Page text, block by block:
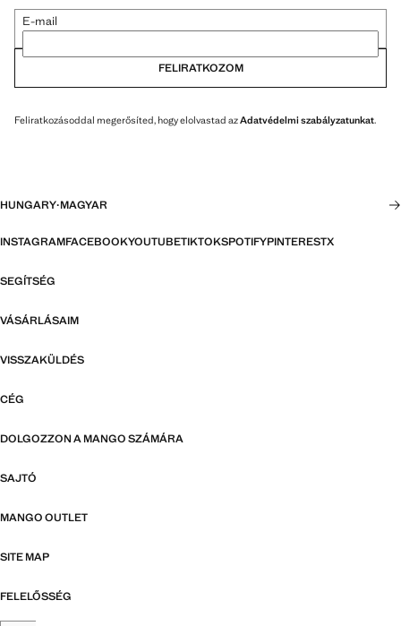
E-mail
FELIRATKOZOM
Feliratkozásoddal megerősíted, hogy elolvastad azAdatvédelmi szabályzatunkat.
HUNGARY·MAGYAR
INSTAGRAMFACEBOOKYOUTUBETIKTOKSPOTIFYPINTERESTX
SEGÍTSÉG
VÁSÁRLÁSAIM
VISSZAKÜLDÉS
CÉG
DOLGOZZON A MANGO SZÁMÁRA
SAJTÓ
MANGO OUTLET
SITE MAP
FELELŐSSÉG